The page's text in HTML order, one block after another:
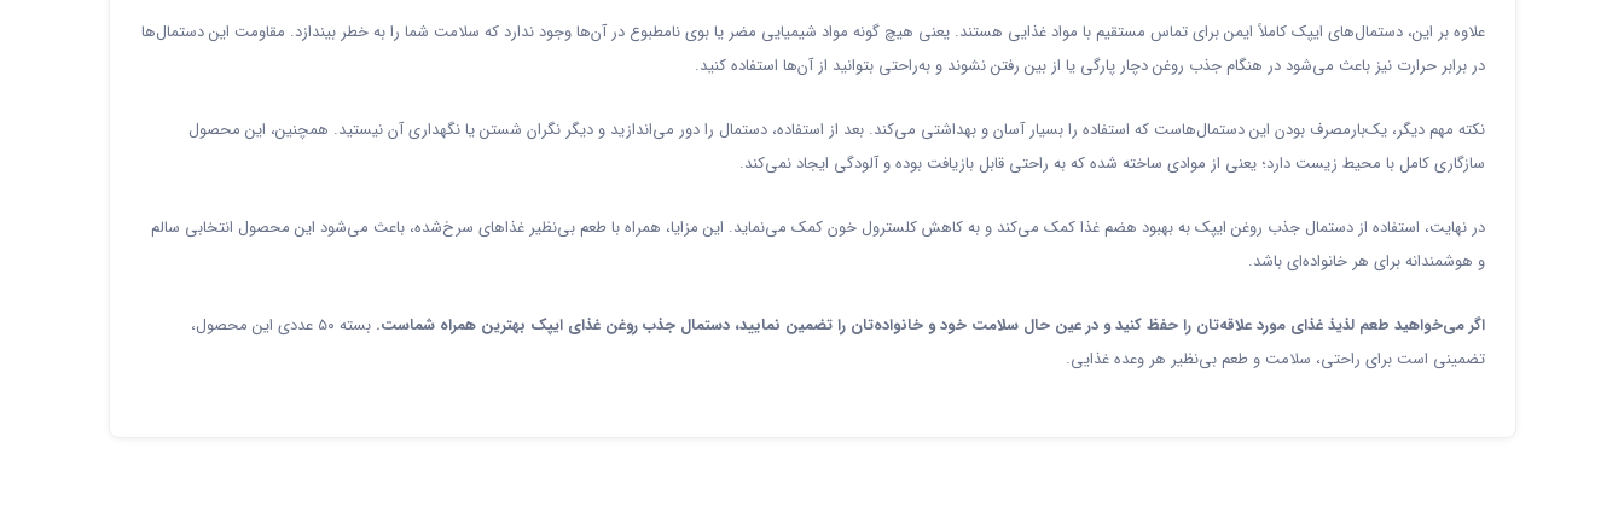
علاوه بر این، دستمال‌های ایپک کاملاً ایمن برای تماس مستقیم با مواد غذایی هستند. یعنی هیچ گونه مواد شیمیایی مضر یا بوی نامطبوع در آن‌ها وجود ندارد که سلامت شما را به خطر بیندازد. مقاومت این دستمال‌ها
در برابر حرارت نیز باعث می‌شود در هنگام جذب روغن دچار پارگی یا از بین رفتن نشوند و به‌راحتی بتوانید از آن‌ها استفاده کنید.
نکته مهم دیگر، یک‌بارمصرف بودن این دستمال‌هاست که استفاده را بسیار آسان و بهداشتی می‌کند. بعد از استفاده، دستمال را دور می‌اندازید و دیگر نگران شستن یا نگهداری آن نیستید. همچنین، این محصول
سازگاری کامل با محیط زیست دارد؛ یعنی از موادی ساخته شده که به راحتی قابل بازیافت بوده و آلودگی ایجاد نمی‌کند.
در نهایت، استفاده از دستمال جذب روغن ایپک به بهبود هضم غذا کمک می‌کند و به کاهش کلسترول خون کمک می‌نماید. این مزایا، همراه با طعم بی‌نظیر غذاهای سرخ‌شده، باعث می‌شود این محصول انتخابی سالم
و هوشمندانه برای هر خانواده‌ای باشد.
اگر می‌خواهید طعم لذیذ غذای مورد علاقه‌تان را حفظ کنید و در عین حال سلامت خود و خانواده‌تان را تضمین نمایید، دستمال جذب روغن غذای ایپک بهترین همراه شماست.
بسته ۵۰ عددی این محصول،
تضمینی است برای راحتی، سلامت و طعم بی‌نظیر هر وعده غذایی.